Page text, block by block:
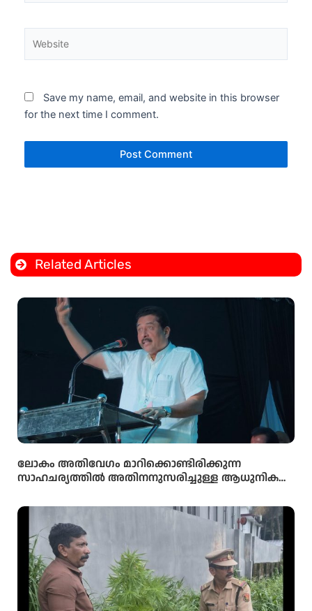
Save my name, email, and website in this browser
for the next time I comment.
Related Articles
ലോകം അതിവേഗം മാറിക്കൊണ്ടിരിക്കുന്ന
സാഹചര്യത്തിൽ അതിനനുസരിച്ചുള്ള ആധുനിക
വിദ്യാർഥികൾക്ക് ലഭ്യമാക്കുകയാണ് സർക്കാരിന്റെ
ലക്ഷ്യമെന്ന് സംസ്ഥാന വിദ്യാഭ്യാസ മന്ത്രി അഡ്വ.എൻ.
ഷംസുദ്ദീൻ